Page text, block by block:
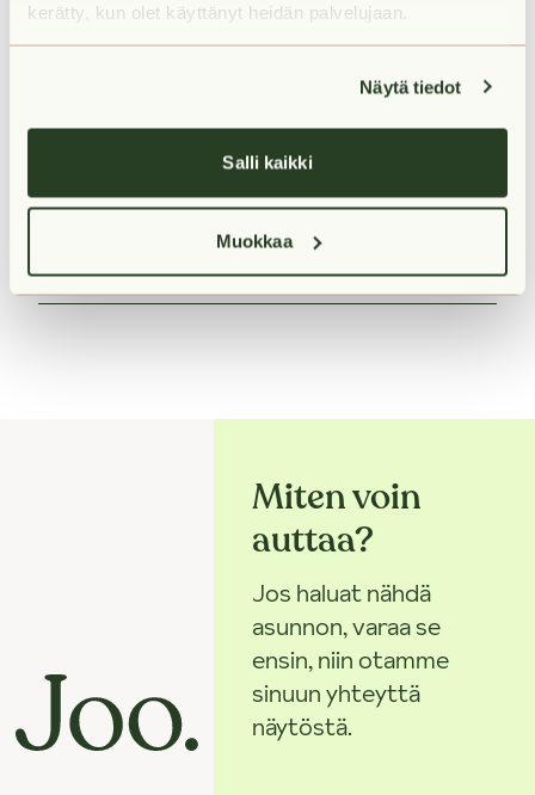
kerätty, kun olet käyttänyt heidän palvelujaan.
Näytä tiedot
Salli kaikki
Muokkaa
Liikenneyhteydet lähellä
Miten voin
auttaa?
Jos haluat nähdä
asunnon, varaa se
ensin, niin otamme
sinuun yhteyttä
näytöstä.